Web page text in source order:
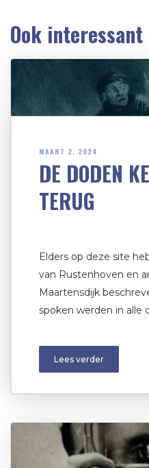
Ook interessant
MAART 2, 2024
DE DODEN
TERUG
Elders op deze site
van Rustenhoven en
Maartensdijk
spoken werden in alle
Lees verder